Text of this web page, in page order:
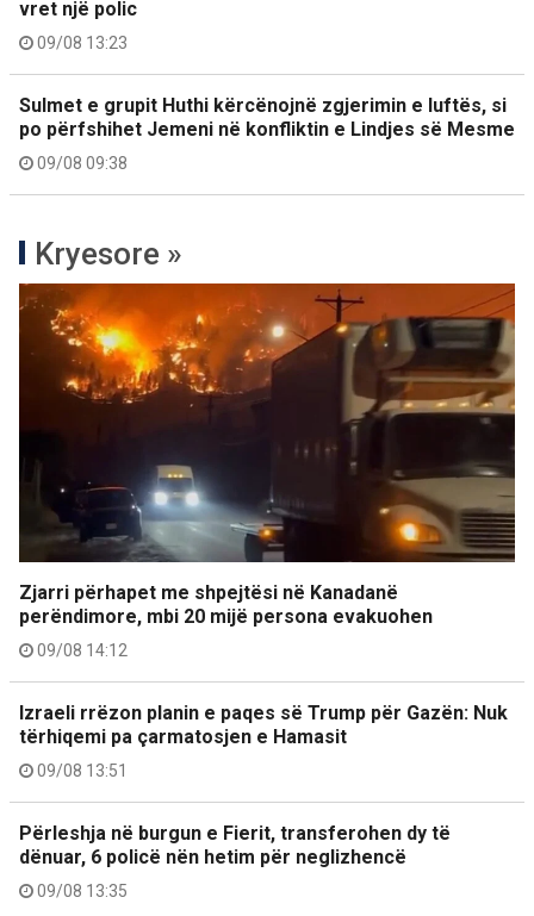
vret një polic
09/08 13:23
Sulmet e grupit Huthi kërcënojnë zgjerimin e luftës, si
po përfshihet Jemeni në konfliktin e Lindjes së Mesme
09/08 09:38
Kryesore »
Zjarri përhapet me shpejtësi në Kanadanë
perëndimore, mbi 20 mijë persona evakuohen
09/08 14:12
Izraeli rrëzon planin e paqes së Trump për Gazën: Nuk
tërhiqemi pa çarmatosjen e Hamasit
09/08 13:51
Përleshja në burgun e Fierit, transferohen dy të
dënuar, 6 policë nën hetim për neglizhencë
09/08 13:35